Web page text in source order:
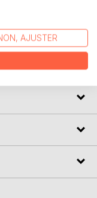
des témoins,
empressés et
AJUSTER